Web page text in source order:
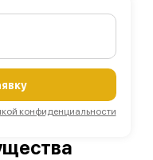
конфиденциальности